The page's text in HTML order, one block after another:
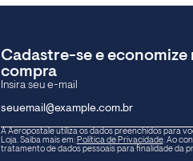
Cadastre-se e economize
compra
A Aeropostale utiliza os dados preenchidos para
Loja. Saiba mais em: Política de Privacidade. Ao
tratamento de dados pessoais para finalidade da